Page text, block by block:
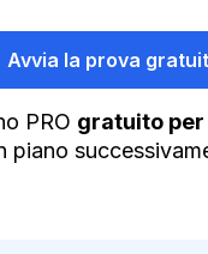
Avvia la prova
PRO gratuito per
piano